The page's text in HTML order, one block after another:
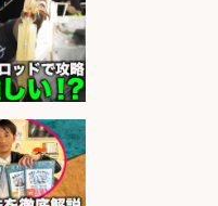
経験
広島
日市
ボックス
業員/